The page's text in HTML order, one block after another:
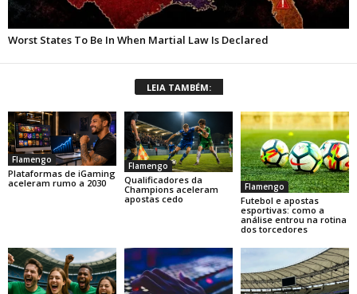
LEIA TAMBÉM:
Flamengo
Plataformas de iGaming
aceleram rumo a 2030
Flamengo
Qualificadores da
Champions aceleram
apostas cedo
Flamengo
Futebol e apostas
esportivas: como a
análise entrou na rotina
dos torcedores